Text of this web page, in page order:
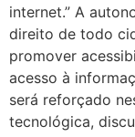
internet.” A
direito de todo
promover
acesso à
será reforçado
tecnológica,